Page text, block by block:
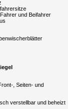
und Beifahrer
, Seiten- und
verstellbar und beheizt